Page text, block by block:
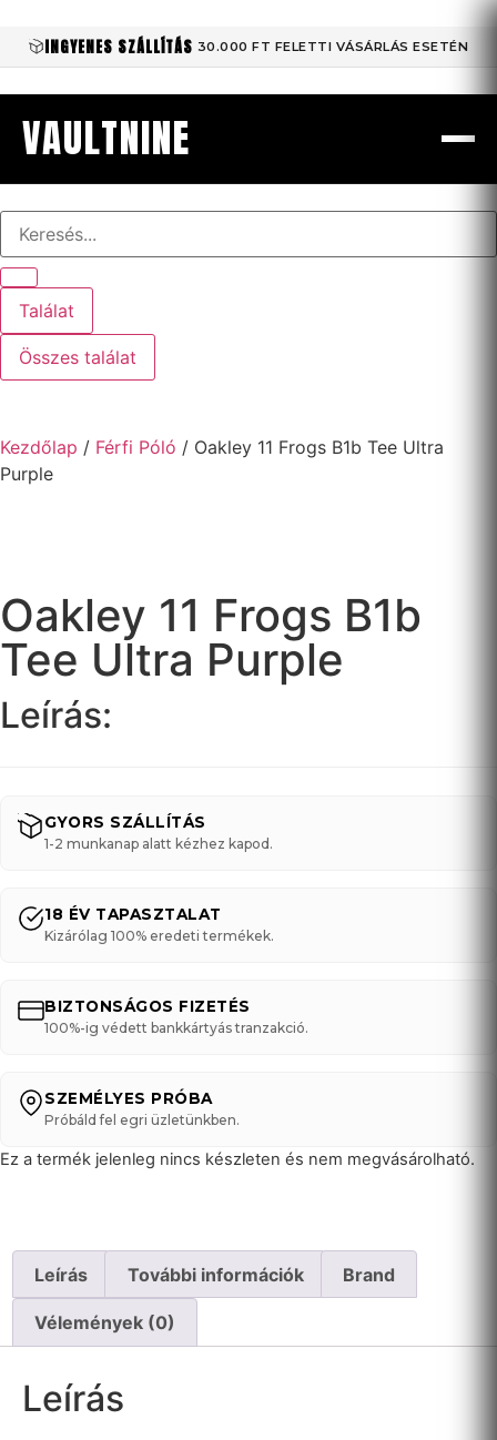
INGYENES SZÁLLÍTÁS 30.000 FT FELETTI VÁSÁRLÁS ESETÉN
VAULTNINE
Találat
Összes találat
Kezdőlap / Férfi Póló / Oakley 11 Frogs B1b Tee Ultra
Purple
Oakley 11 Frogs B1b
Tee Ultra Purple
Leírás:
GYORS SZÁLLÍTÁS
1-2 munkanap alatt kézhez kapod.
18 ÉV TAPASZTALAT
Kizárólag 100% eredeti termékek.
BIZTONSÁGOS FIZETÉS
100%-ig védett bankkártyás tranzakció.
SZEMÉLYES PRÓBA
Próbáld fel egri üzletünkben.
Ez a termék jelenleg nincs készleten és nem megvásárolható.
Leírás További információk Brand
Vélemények (0)
Leírás